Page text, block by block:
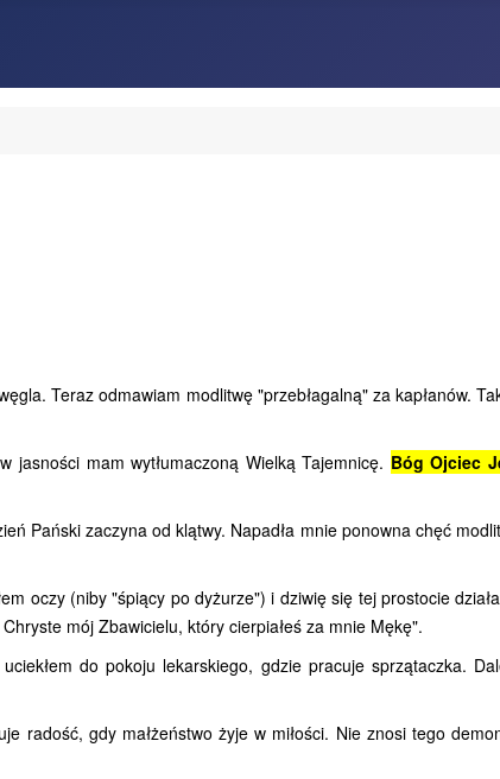
Teraz odmawiam modlitwę "przebłagalną" za kapłanów.
mam wytłumaczoną Wielką Tajemnicę. Bóg Ojciec
Pański zaczyna od klątwy. Napadła mnie ponowna chęć
oczy (niby "śpiący po dyżurze") i dziwię się tej prostocie
mój Zbawicielu, który cierpiałeś za mnie Mękę".
do pokoju lekarskiego, gdzie pracuje sprzątaczka.
radość, gdy małżeństwo żyje w miłości. Nie znosi tego